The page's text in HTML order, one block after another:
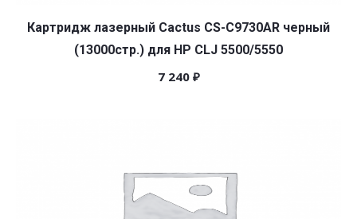
Картридж лазерный Cactus CS-C9730AR черный
(13000стр.) для HP CLJ 5500/5550
7 240 ₽